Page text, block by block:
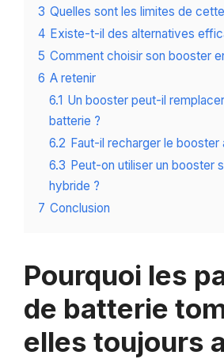
3 Quelles sont les limites de
4 Existe-t-il des alternatives
5 Comment choisir son booster
6 A retenir
6.1 Un booster peut-il
batterie ?
6.2 Faut-il recharger le booster
6.3 Peut-on utiliser un booster
hybride ?
7 Conclusion
Pourquoi les
de batterie
elles toujours